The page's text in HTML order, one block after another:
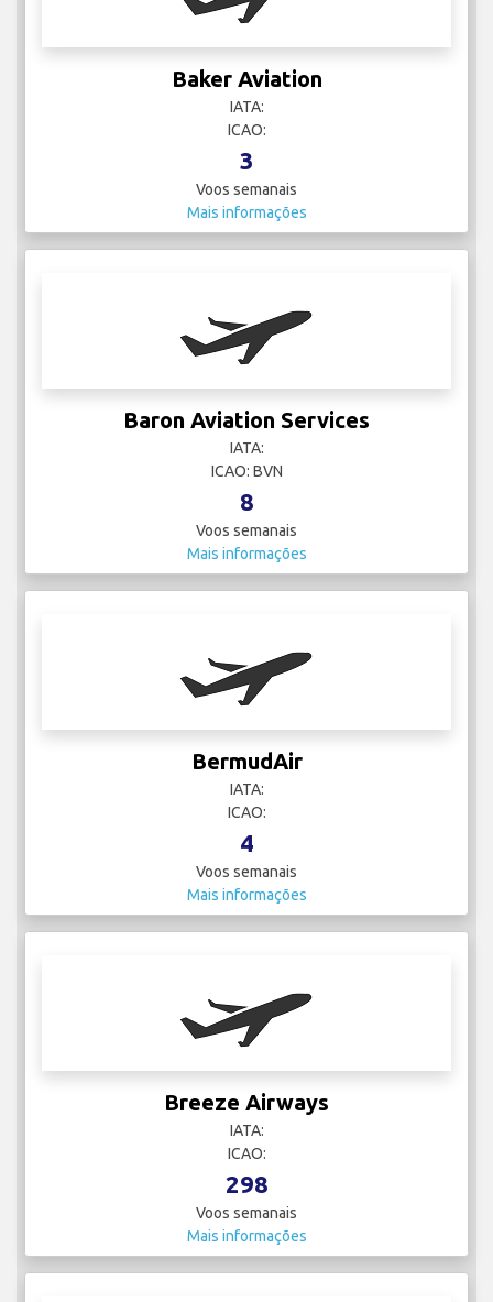
Baker Aviation
IATA:
ICAO:
3
Voos semanais
Mais informações
Baron Aviation Services
IATA:
ICAO: BVN
8
Voos semanais
Mais informações
BermudAir
IATA:
ICAO:
4
Voos semanais
Mais informações
Breeze Airways
IATA:
ICAO:
298
Voos semanais
Mais informações